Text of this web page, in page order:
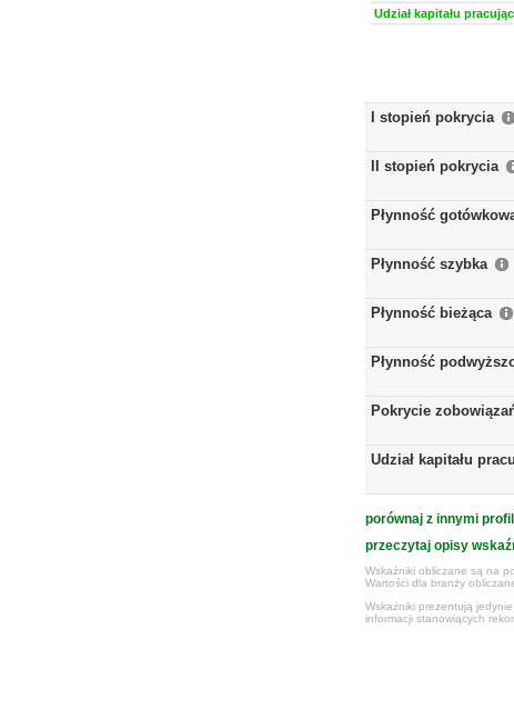
Udział kapitału
I stopień pokrycia
II stopień pokrycia
Płynność
Płynność szybka
Płynność bieżąca
Płynność
Pokrycie
Udział kapitału
porównaj z innymi
przeczytaj opisy
Wskaźniki obliczane są na
Wartości dla branży
Wskaźniki prezentują
informacji stanowiących